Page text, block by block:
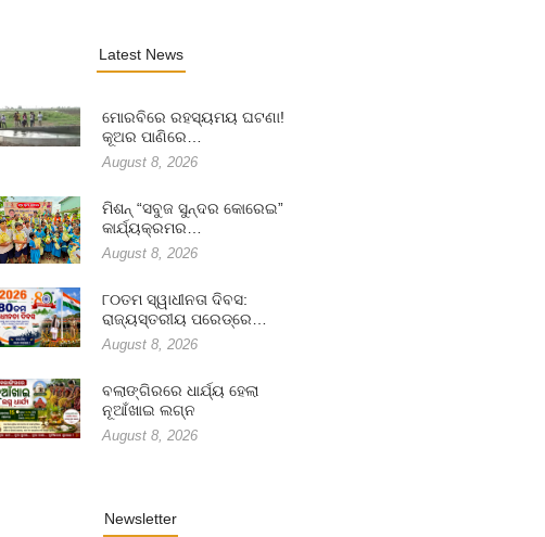
Latest News
ମୋରବିରେ ରହସ୍ୟମୟ ଘଟଣା!
କୂଅର ପାଣିରେ…
August 8, 2026
ମିଶନ୍ “ସବୁଜ ସୁନ୍ଦର କୋରେଇ”
କାର୍ଯ୍ୟକ୍ରମର…
August 8, 2026
୮୦ତମ ସ୍ୱାଧୀନତା ଦିବସ:
ରାଜ୍ୟସ୍ତରୀୟ ପରେଡ୍‌ରେ…
August 8, 2026
ବଲାଙ୍ଗିରରେ ଧାର୍ଯ୍ୟ ହେଲା
ନୂଆଁଖାଇ ଲଗ୍ନ
August 8, 2026
Newsletter